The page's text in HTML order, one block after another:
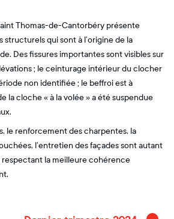
Thomas-de-Cantorbéry présente
structurels qui sont à l’origine de la
Des fissures importantes sont visibles sur
; le ceinturage intérieur du clocher
non identifiée ; le beffroi est à
la cloche « à la volée » a été suspendue
le renforcement des charpentes, la
l’entretien des façades sont autant
respectant la meilleure cohérence